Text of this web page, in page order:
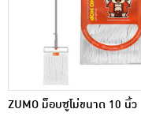
ZUMO ม็อบซูโม่ขนาด 10 นิ้ว